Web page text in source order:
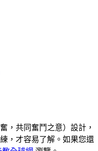
，共同奮鬥之意）設計，
，才容易了解。如果您還